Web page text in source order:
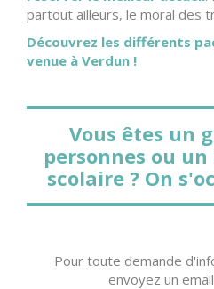
partout ailleurs, le moral des
Découvrez les différents
venue à Verdun !
Vous êtes un
personnes ou
scolaire ? On
Pour toute demande
envoyez un